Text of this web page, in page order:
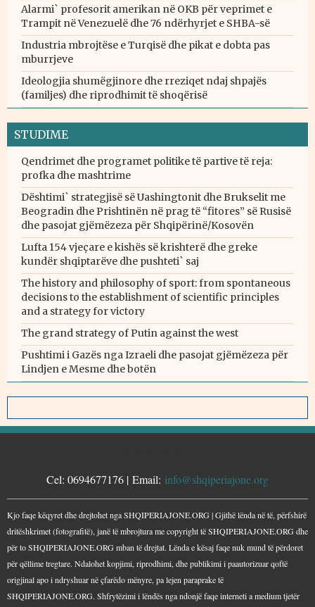
Alarmi` profesorit amerikan në OKB për veprimet e
Trampit në Venezuelë dhe 76 ndërhyrjet e SHBA-së
Industria mbrojtëse e Turqisë dhe pikat e dobta pas
mburrjeve
Ideologjia shumëgjinore dhe rreziqet ndaj shpajës
(familjes) dhe riprodhimit të shoqërisë
STUDIME
Qendrimet dhe programet politike të partive të reja:
profka dhe mashtrime
Dështimi` strategjisë së Uashingtonit dhe Brukselit me
Beogradin dhe Prishtinën në prag të “fitores” së Rusisë
dhe pasojat gjëmëzeza për Shqipërinë/Kosovën
Lufta 154 vjeçare e kishës së krishterë dhe greke
kundër shqiptarëve dhe pushteti` saj
The history and philosophy of sport: from spontaneous
decisions to the establishment of scientific principles
and a strategy for victory
The grand strategy of Putin against the west
Pushtimi i Gazës nga Izraeli dhe pasojat gjëmëzeza për
Lindjen e Mesme dhe botën
Cel: 0694677176 | Email: info@shqiperiajone.org
Kjo faqe këqyret dhe drejtohet nga SHQIPERIAJONE.ORG | Gjithë lënda në të, përfshirë
dritëshkrimet (fotografitë), janë të mbrojtura me copyright të SHQIPERIAJONE.ORG dhe
për to SHQIPERIAJONE.ORG mban të drejtat. Lënda e kësaj faqe nuk mund të përdoret
për qëllime tregtare. Ndalohet kopjimi, riprodhimi, dhe publikimi i paautorizuar qoftë
origjinal apo i ndryshuar në çfarëdo mënyre, pa lejen paraprake të
SHQIPERIAJONE.ORG. Shfrytëzimi i lëndës nga ndonjë faqe interneti a medium tjetër